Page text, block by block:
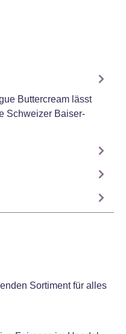
Buttercream lässt
Schweizer Baiser-
Sortiment für alles